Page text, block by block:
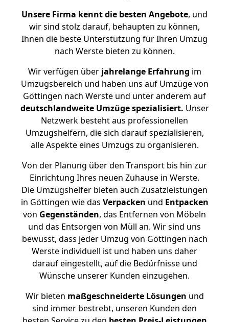
Unsere Firma kennt die besten Angebote, und
wir sind stolz darauf, behaupten zu können,
Ihnen die beste Unterstützung für Ihren Umzug
nach Werste bieten zu können.
Wir verfügen überjahrelange Erfahrung im
Umzugsbereich und haben uns auf Umzüge von
Göttingen nach Werste und unter anderem auf
deutschlandweite Umzüge spezialisiert. Unser
Netzwerk besteht aus professionellen
Umzugshelfern, die sich darauf spezialisieren,
alle Aspekte eines Umzugs zu organisieren.
Von der Planung über den Transport bis hin zur
Einrichtung Ihres neuen Zuhause in Werste.
Die Umzugshelfer bieten auch Zusatzleistungen
in Göttingen wie das Verpacken und Entpacken
von Gegenständen, das Entfernen von Möbeln
und das Entsorgen von Müll an. Wir sind uns
bewusst, dass jeder Umzug von Göttingen nach
Werste individuell ist und haben uns daher
darauf eingestellt, auf die Bedürfnisse und
Wünsche unserer Kunden einzugehen.
Wir bieten maßgeschneiderte Lösungen und
sind immer bestrebt, unseren Kunden den